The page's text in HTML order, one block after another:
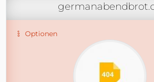
Optionen